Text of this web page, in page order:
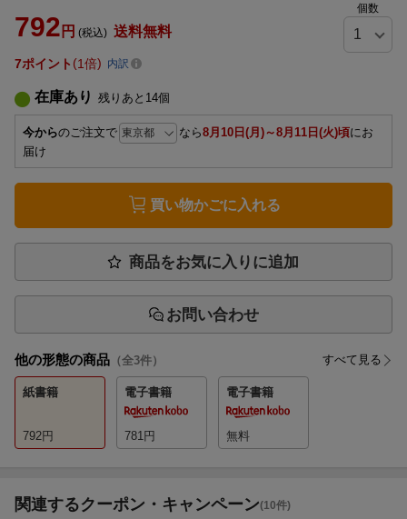
792 円 (税込) 送料無料
個数
7ポイント 1倍 内訳
在庫あり 残りあと 14個
今からのご注文で なら8月10日(月)～8月11日(火)頃にお
届け
買い物かごに入れる
商品をお気に入りに追加
お問い合わせ
他の形態の商品 （全3件） すべて見る
紙書籍
792円
電子書籍
781 円
電子書籍
無料
関連するクーポン・キャンペーン(10件)